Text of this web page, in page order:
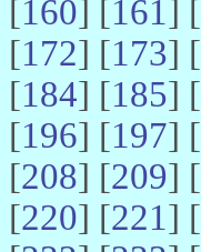
[160] [161] [
[172] [173] [
[184] [185] [
[196] [197] [
[208] [209] [
[220] [221] [